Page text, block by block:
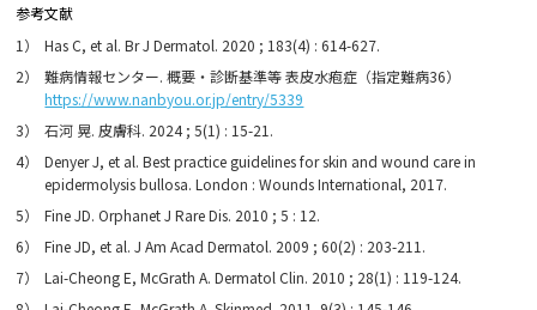
参考文献
1）
Has C, et al. Br J Dermatol. 2020 ; 183(4) : 614-627.
2）
難病情報センター. 概要・診断基準等 表皮水疱症（指定難病36）
https://www.nanbyou.or.jp/entry/5339
3）
石河 晃. 皮膚科. 2024 ; 5(1) : 15-21.
4）
Denyer J, et al. Best practice guidelines for skin and wound care in
epidermolysis bullosa. London : Wounds International, 2017.
5）
Fine JD. Orphanet J Rare Dis. 2010 ; 5 : 12.
6）
Fine JD, et al. J Am Acad Dermatol. 2009 ; 60(2) : 203-211.
7）
Lai-Cheong E, McGrath A. Dermatol Clin. 2010 ; 28(1) : 119-124.